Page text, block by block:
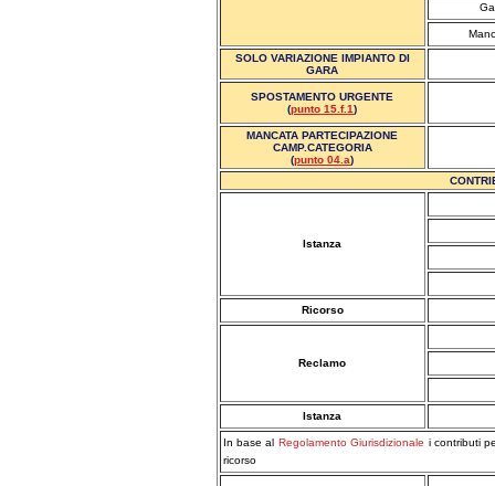
SOLO VARIAZIONE IMPIANTO DI
GARA
SPOSTAMENTO URGENTE
(punto 15.f.1)
MANCATA PARTECIPAZIONE
CAMP.CATEGORIA
(punto 04.a)
Istanza
Ricorso
Reclamo
Istanza
In base al Regolamento Giurisdizionale i contributi
ricorso